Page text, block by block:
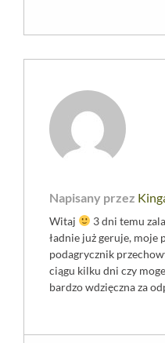
Napisany przez
Witaj
3 dni temu
ładnie już geruje, moje
podagrycznik
ciągu kilku dni czy
bardzo wdzięczna za